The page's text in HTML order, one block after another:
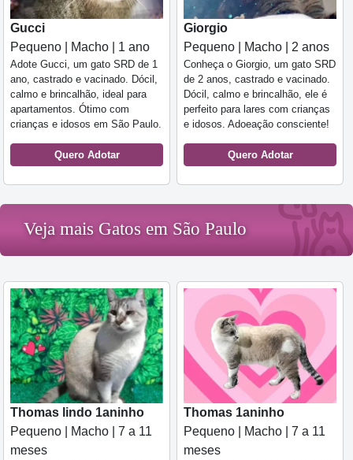
Gucci
Pequeno | Macho | 1 ano
Adote Gucci, um gato SRD de 1
ano, castrado e vacinado. Dócil,
calmo e brincalhão, ideal para
apartamentos. Ótimo com
crianças e idosos em São Paulo.
Quero Adotar
Giorgio
Pequeno | Macho | 2 anos
Conheça o Giorgio, um gato SRD
de 2 anos, castrado e vacinado.
Dócil, calmo e brincalhão, ele é
perfeito para lares com crianças
e idosos. Adoeação consciente!
Quero Adotar
Veja mais Gatos em São Paulo
Thomas lindo 1aninho
Pequeno | Macho | 7 a 11
meses
Thomas 1aninho
Pequeno | Macho | 7 a 11
meses